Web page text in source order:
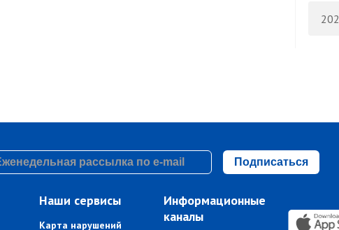
Подписаться
Наши сервисы
Карта нарушений
Информационные
каналы